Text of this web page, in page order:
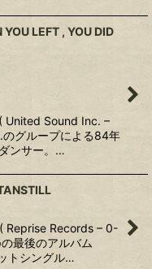
LEFT , YOU DID
United Sound Inc. ‎–
グループによる84年
ンサー。…
Reprise Records ‎– 0-
最後のアルバム
トシングル…